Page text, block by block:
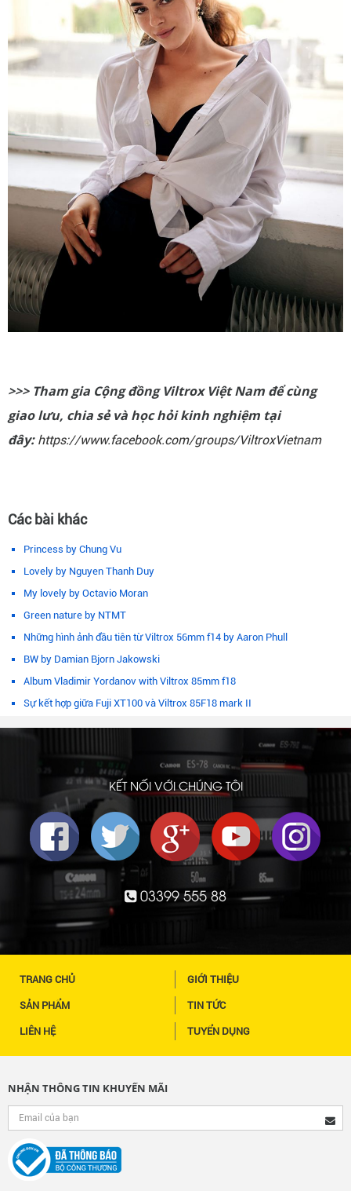
>>> Tham gia Cộng đồng Viltrox Việt Nam để cùng
giao lưu, chia sẻ và học hỏi kinh nghiệm tại
đây: https://www.facebook.com/groups/ViltroxVietnam
Các bài khác
Princess by Chung Vu
Lovely by Nguyen Thanh Duy
My lovely by Octavio Moran
Green nature by NTMT
Những hình ảnh đầu tiên từ Viltrox 56mm f14 by Aaron Phull
BW by Damian Bjorn Jakowski
Album Vladimir Yordanov with Viltrox 85mm f18
Sự kết hợp giữa Fuji XT100 và Viltrox 85F18 mark II
KẾT NỐI VỚI CHÚNG TÔI
03399 555 88
TRANG CHỦ GIỚI THIỆU
SẢN PHẨM TIN TỨC
LIÊN HỆ TUYỂN DỤNG
NHẬN THÔNG TIN KHUYẾN MÃI